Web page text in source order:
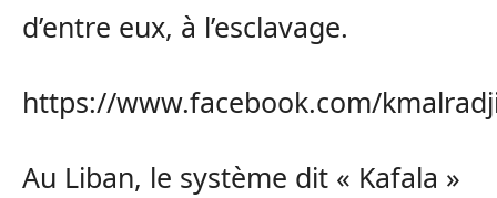
d’entre eux, à l’esclavage.
https://www.facebook.com/
Au Liban, le système dit « Kafala »